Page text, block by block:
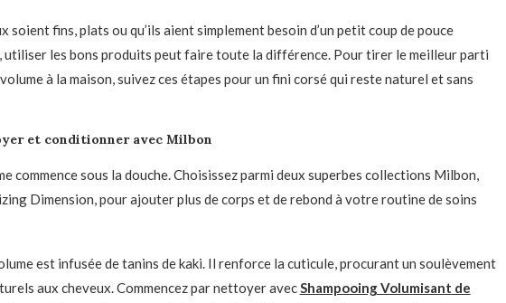
soient fins, plats ou qu’ils aient simplement besoin d’un petit coup de pouce
utiliser les bons produits peut faire toute la différence. Pour tirer le meilleur parti
à la maison, suivez ces étapes pour un fini corsé qui reste naturel et sans
et conditionner avec Milbon
commence sous la douche. Choisissez parmi deux superbes collections Milbon,
Dimension, pour ajouter plus de corps et de rebond à votre routine de soins
est infusée de tanins de kaki. Il renforce la cuticule, procurant un soulèvement
aux cheveux. Commencez par nettoyer avecShampooing Volumisant de